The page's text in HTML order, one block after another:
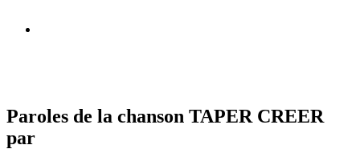
Paroles de la chanson TAPER CREER
par